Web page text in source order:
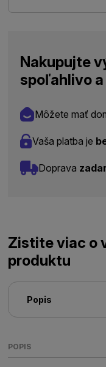
Nakupujte
spoľahlivo
Môžete mať
Vaša platba je
Doprava
Zistite viac o
produktu
Popis
POPIS